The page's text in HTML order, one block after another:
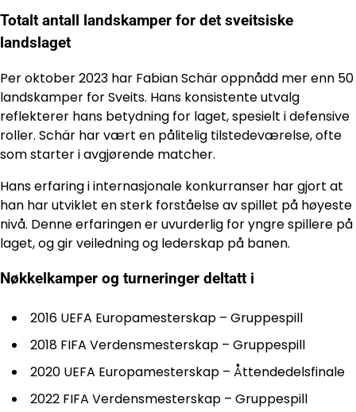
Totalt antall landskamper for det sveitsiske
landslaget
Per oktober 2023 har Fabian Schär oppnådd mer enn 50
landskamper for Sveits. Hans konsistente utvalg
reflekterer hans betydning for laget, spesielt i defensive
roller. Schär har vært en pålitelig tilstedeværelse, ofte
som starter i avgjørende matcher.
Hans erfaring i internasjonale konkurranser har gjort at
han har utviklet en sterk forståelse av spillet på høyeste
nivå. Denne erfaringen er uvurderlig for yngre spillere på
laget, og gir veiledning og lederskap på banen.
Nøkkelkamper og turneringer deltatt i
2016 UEFA Europamesterskap – Gruppespill
2018 FIFA Verdensmesterskap – Gruppespill
2020 UEFA Europamesterskap – Åttendedelsfinale
2022 FIFA Verdensmesterskap – Gruppespill